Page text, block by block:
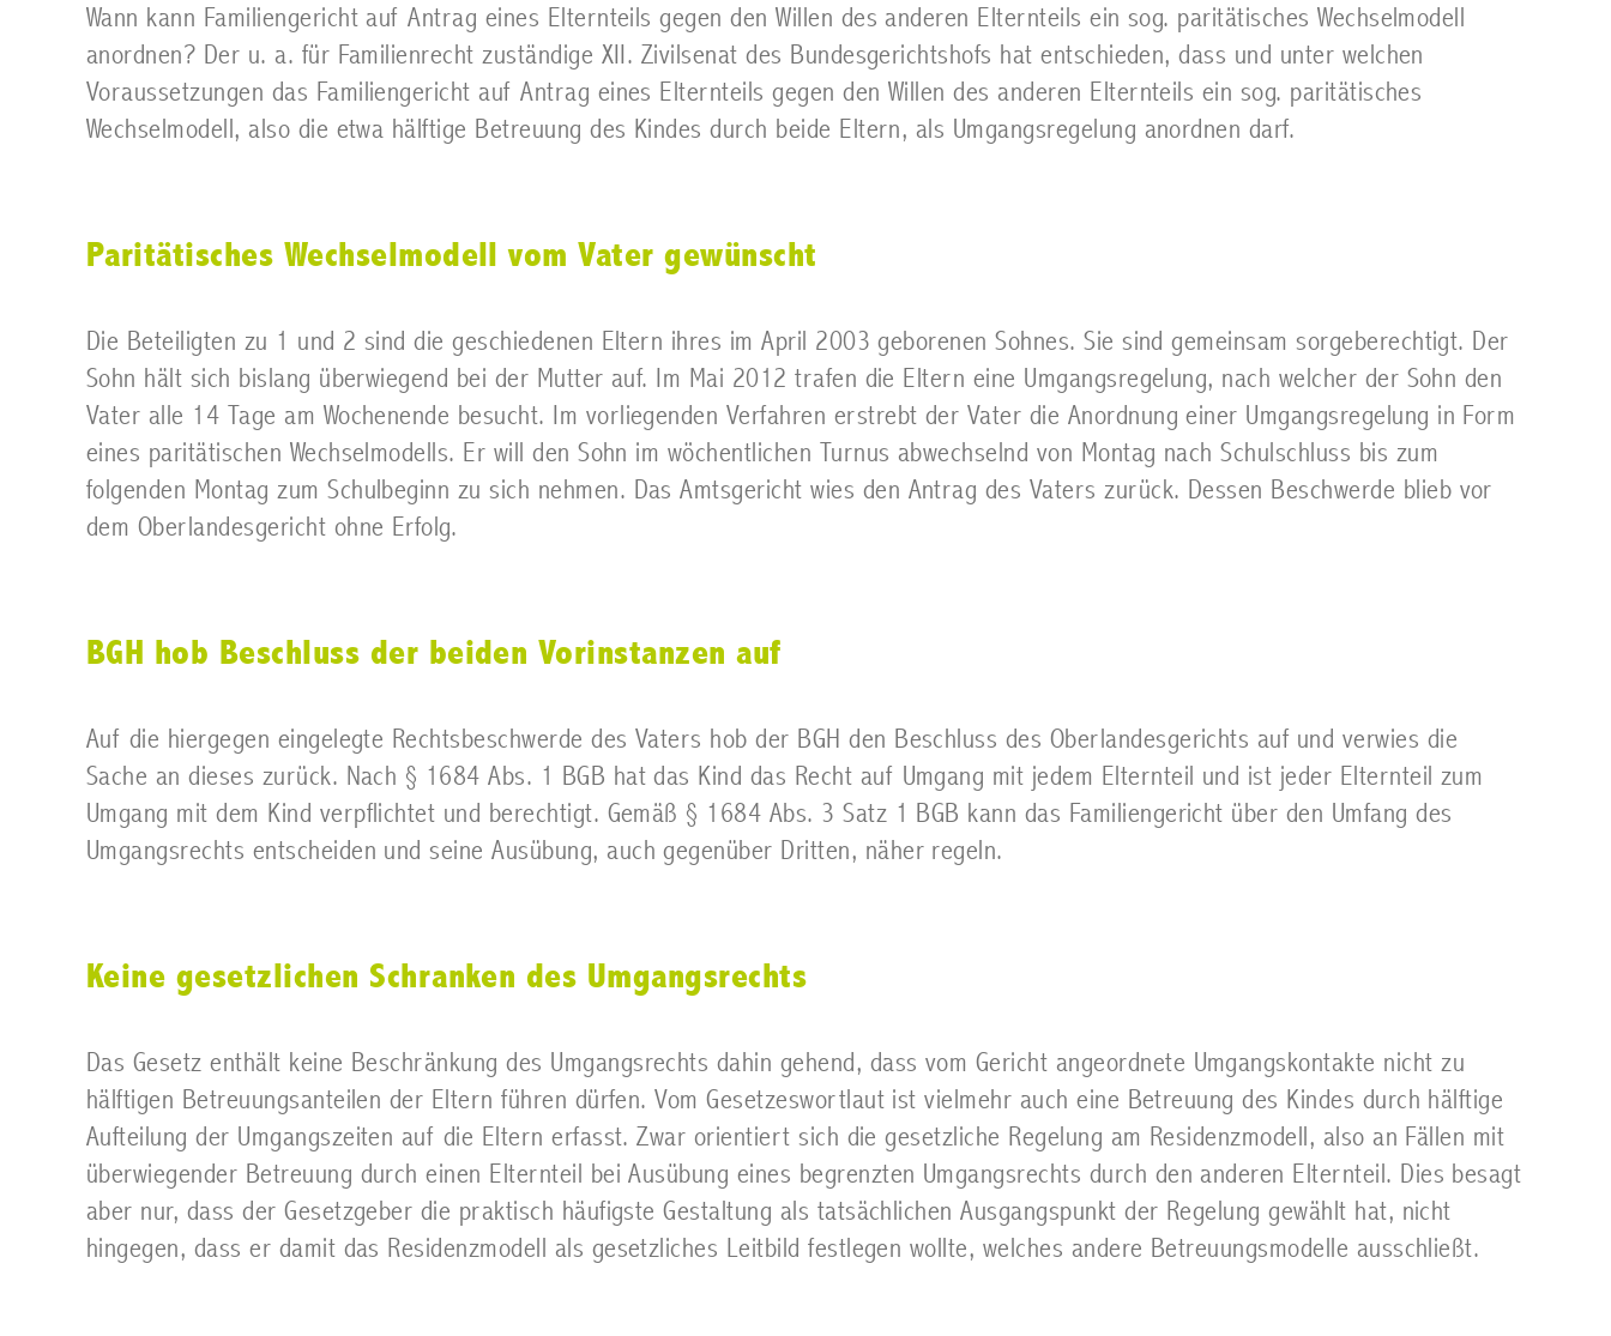
Wann kann Familiengericht auf Antrag eines Elternteils gegen den Willen des anderen Elternteils ein sog. paritätisches Wechselmodell
anordnen? Der u. a. für Familienrecht zuständige XII. Zivilsenat des Bundesgerichtshofs hat entschieden, dass und unter welchen
Voraussetzungen das Familiengericht auf Antrag eines Elternteils gegen den Willen des anderen Elternteils ein sog. paritätisches
Wechselmodell, also die etwa hälftige Betreuung des Kindes durch beide Eltern, als Umgangsregelung anordnen darf.
Paritätisches Wechselmodell vom Vater gewünscht
Die Beteiligten zu 1 und 2 sind die geschiedenen Eltern ihres im April 2003 geborenen Sohnes. Sie sind gemeinsam sorgeberechtigt. Der
Sohn hält sich bislang überwiegend bei der Mutter auf. Im Mai 2012 trafen die Eltern eine Umgangsregelung, nach welcher der Sohn den
Vater alle 14 Tage am Wochenende besucht. Im vorliegenden Verfahren erstrebt der Vater die Anordnung einer Umgangsregelung in Form
eines paritätischen Wechselmodells. Er will den Sohn im wöchentlichen Turnus abwechselnd von Montag nach Schulschluss bis zum
folgenden Montag zum Schulbeginn zu sich nehmen. Das Amtsgericht wies den Antrag des Vaters zurück. Dessen Beschwerde blieb vor
dem Oberlandesgericht ohne Erfolg.
BGH hob Beschluss der beiden Vorinstanzen auf
Auf die hiergegen eingelegte Rechtsbeschwerde des Vaters hob der BGH den Beschluss des Oberlandesgerichts auf und verwies die
Sache an dieses zurück. Nach § 1684 Abs. 1 BGB hat das Kind das Recht auf Umgang mit jedem Elternteil und ist jeder Elternteil zum
Umgang mit dem Kind verpflichtet und berechtigt. Gemäß § 1684 Abs. 3 Satz 1 BGB kann das Familiengericht über den Umfang des
Umgangsrechts entscheiden und seine Ausübung, auch gegenüber Dritten, näher regeln.
Keine gesetzlichen Schranken des Umgangsrechts
Das Gesetz enthält keine Beschränkung des Umgangsrechts dahin gehend, dass vom Gericht angeordnete Umgangskontakte nicht zu
hälftigen Betreuungsanteilen der Eltern führen dürfen. Vom Gesetzeswortlaut ist vielmehr auch eine Betreuung des Kindes durch hälftige
Aufteilung der Umgangszeiten auf die Eltern erfasst. Zwar orientiert sich die gesetzliche Regelung am Residenzmodell, also an Fällen mit
überwiegender Betreuung durch einen Elternteil bei Ausübung eines begrenzten Umgangsrechts durch den anderen Elternteil. Dies besagt
aber nur, dass der Gesetzgeber die praktisch häufigste Gestaltung als tatsächlichen Ausgangspunkt der Regelung gewählt hat, nicht
hingegen, dass er damit das Residenzmodell als gesetzliches Leitbild festlegen wollte, welches andere Betreuungsmodelle ausschließt.